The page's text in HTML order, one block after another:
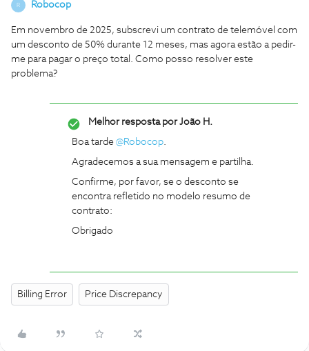
R Robocop
Em novembro de 2025, subscrevi um contrato de telemóvel com
um desconto de 50% durante 12 meses, mas agora estão a pedir-
me para pagar o preço total. Como posso resolver este
problema?
Melhor resposta porJoão H.
Boa tarde ​ @Robocop.
Agradecemos a sua mensagem e partilha.
Confirme, por favor, se o desconto se
encontra refletido no modelo resumo de
contrato:
Obrigado
Billing Error Price Discrepancy